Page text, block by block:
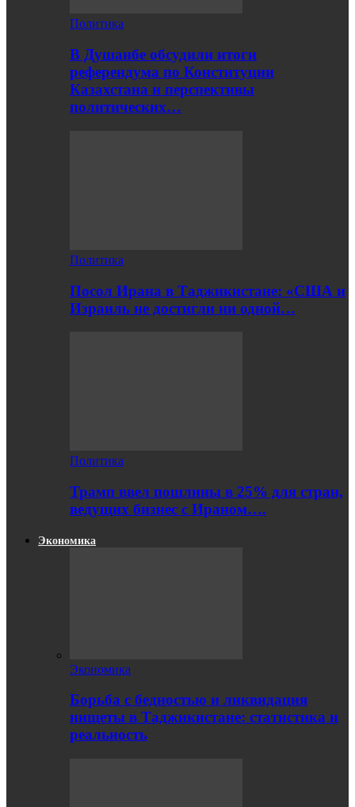
Политика
В Душанбе обсудили итоги
референдума по Конституции
Казахстана и перспективы
политических…
Политика
Посол Ирана в Таджикистане: «США и
Израиль не достигли ни одной…
Политика
Трамп ввел пошлины в 25% для стран,
ведущих бизнес с Ираном….
Экономика
Экономика
Борьба с бедностью и ликвидация
нищеты в Таджикистане: статистика и
реальность